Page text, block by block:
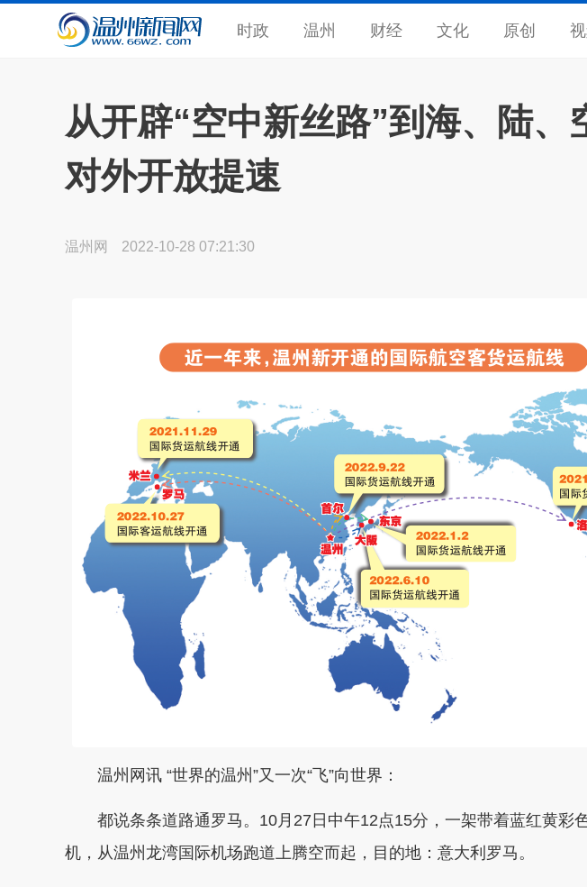
时政 温州 财经 文化 原创
从开辟“空中新丝路”到海、陆、
对外开放提速
温州网 2022-10-28 07:21:30
温州网讯 “世界的温州”又一次“飞”向世界：
都说条条道路通罗马。10月27日中午12点15分，一架带着蓝红黄彩
机，从温州龙湾国际机场跑道上腾空而起，目的地：意大利罗马。